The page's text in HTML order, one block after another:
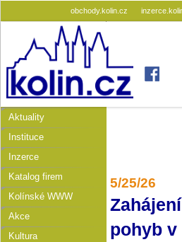
obchody.kolin.cz
Aktuality
Instituce
Inzerce
Katalog firem
Kolínské WWW
Akce
Kultura
5/25/26
pohyb v